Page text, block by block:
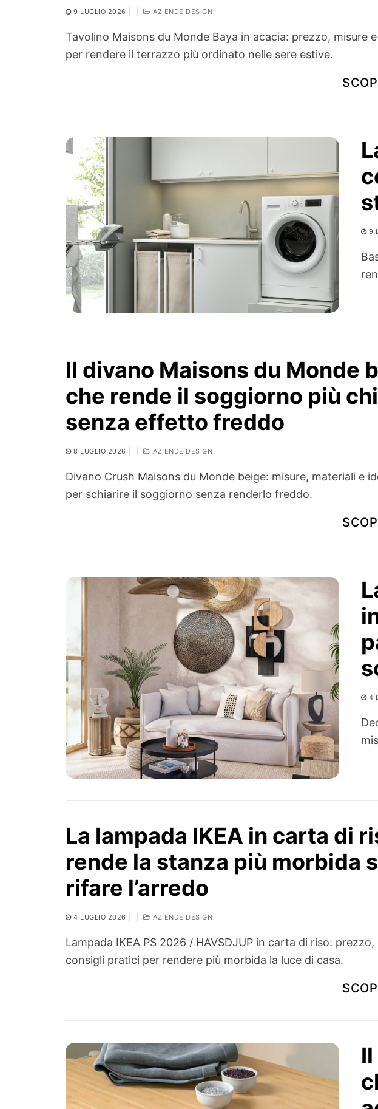
9 LUGLIO 2026 AZIENDE DESIGN
Tavolino Maisons du Monde Baya in acacia: prezzo, misure
per rendere il terrazzo più ordinato nelle sere estive.
9
Il divano Maisons du Monde
che rende il soggiorno più
senza effetto freddo
8 LUGLIO 2026 AZIENDE DESIGN
Divano Crush Maisons du Monde beige: misure, materiali e
per schiarire il soggiorno senza renderlo freddo.
4
La lampada IKEA in carta di
rende la stanza più morbida
rifare l’arredo
4 LUGLIO 2026 AZIENDE DESIGN
Lampada IKEA PS 2026 / HAVSDJUP in carta di riso: prezzo,
consigli pratici per rendere più morbida la luce di casa.